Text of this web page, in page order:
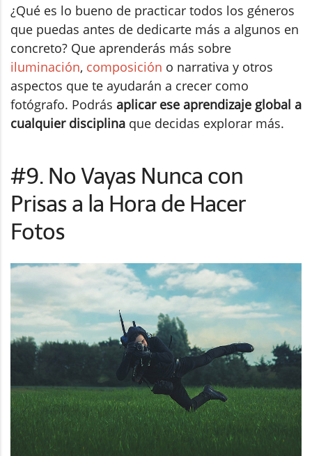
¿Qué es lo bueno de practicar todos los géneros
que puedas antes de dedicarte más a algunos en
concreto? Que aprenderás más sobre
iluminación, composición o narrativa y otros
aspectos que te ayudarán a crecer como
fotógrafo. Podrás aplicar ese aprendizaje global a
cualquier disciplina que decidas explorar más.
#9. No Vayas Nunca con
Prisas a la Hora de Hacer
Fotos